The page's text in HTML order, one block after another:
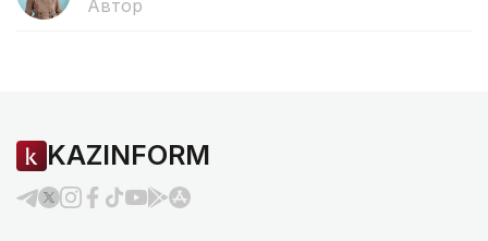
Автор
KAZINFORM